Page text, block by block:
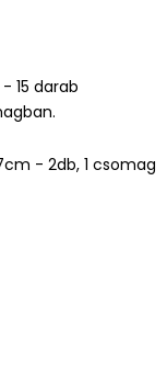
15 darab
- 2db, 1 csomag